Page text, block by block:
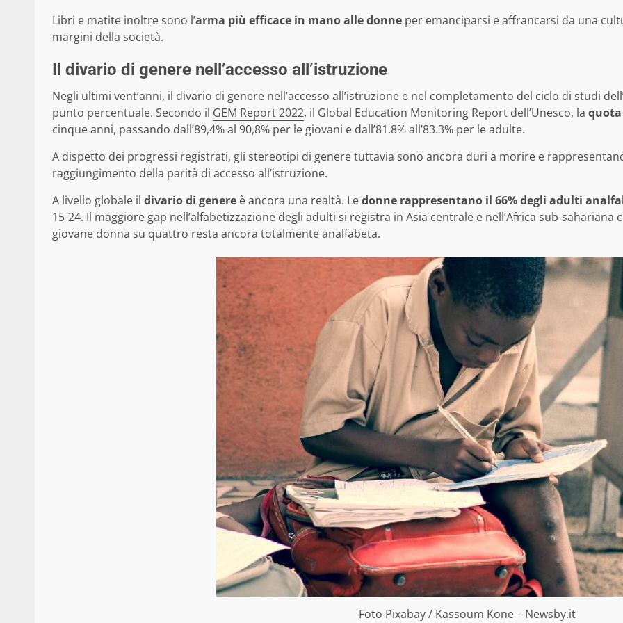
Libri e matite inoltre sono l’arma più efficace in mano alle donne per emanciparsi e affrancarsi da una
margini della società.
Il divario di genere nell’accesso all’istruzione
Negli ultimi vent’anni, il divario di genere nell’accesso all’istruzione e nel completamento del ciclo di studi
punto percentuale. Secondo il GEM Report 2022, il Global Education Monitoring Report dell’Unesco, la quota
cinque anni, passando dall’89,4% al 90,8% per le giovani e dall’81.8% all’83.3% per le adulte.
A dispetto dei progressi registrati, gli stereotipi di genere tuttavia sono ancora duri a morire e
raggiungimento della parità di accesso all’istruzione.
A livello globale il divario di genere è ancora una realtà. Ledonne rappresentano il 66% degli adulti
15-24. Il maggiore gap nell’alfabetizzazione degli adulti si registra in Asia centrale e nell’Africa sub-
giovane donna su quattro resta ancora totalmente analfabeta.
Foto Pixabay / Kassoum Kone – Newsby.it